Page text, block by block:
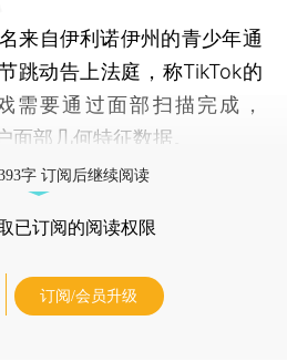
自伊利诺伊州的青少年通
跳动告上法庭，称TikTok的
需要通过面部扫描完成，
面部几何特征数据。
字 订阅后继续阅读
已订阅的阅读权限
订阅/会员升级